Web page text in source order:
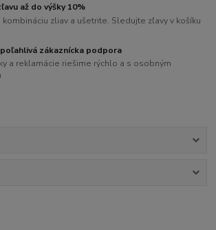
až do výšky 10%
zliav a ušetrite. Sledujte zľavy v košíku
zákaznícka podpora
a reklamácie riešime rýchlo a s osobným